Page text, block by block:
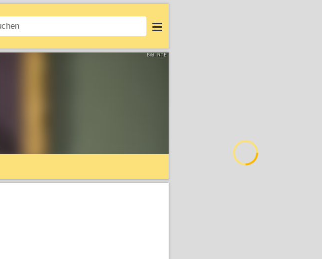
Login
Bild: RTÉ